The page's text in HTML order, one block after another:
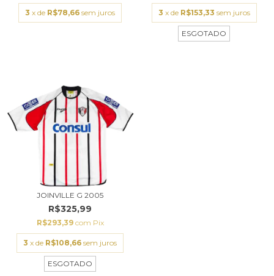
3 x de R$78,66 sem juros 3 x de R$153,33 sem juros
ESGOTADO
JOINVILLE G 2005
R$325,99
R$293,39 com Pix
3 x de R$108,66 sem juros
ESGOTADO